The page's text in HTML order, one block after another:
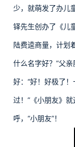
少，就萌发了办儿
铎先生创办了《儿
陆费逵商量，计划
什么名字好？”父
好：“好！好极了
过！”《小朋友》
呼，“小朋友”！